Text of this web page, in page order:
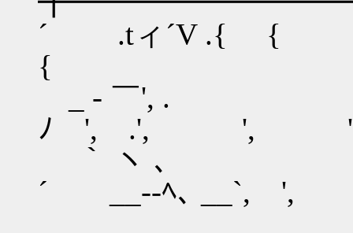
´ .tィ´V
{ ｀
_ - ￣', .
ﾉ ',
｀ ヽ ､
´ __--ﾍ､